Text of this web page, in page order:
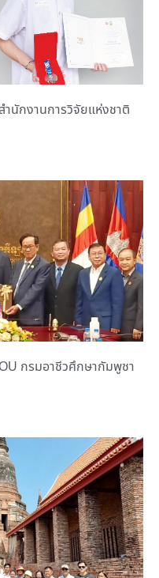
นักงานการวิจัยแห่งชาติ
กรมอาชีวศึกษากัมพูชา